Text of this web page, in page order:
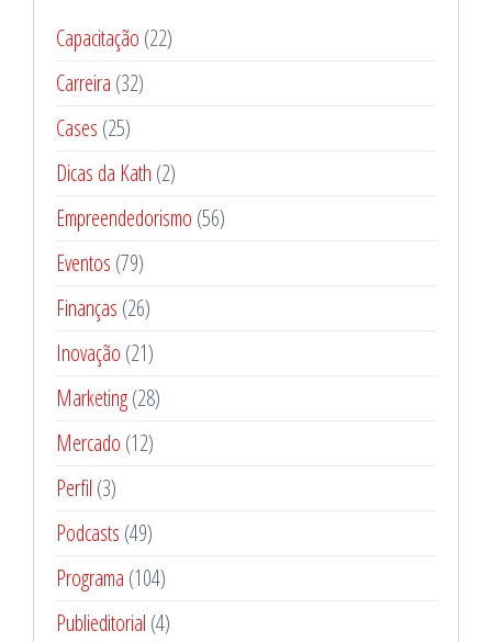
Capacitação (22)
Carreira (32)
Cases (25)
Dicas da Kath (2)
Empreendedorismo (56)
Eventos (79)
Finanças (26)
Inovação (21)
Marketing(28)
Mercado (12)
Perfil (3)
Podcasts (49)
Programa (104)
Publieditorial (4)